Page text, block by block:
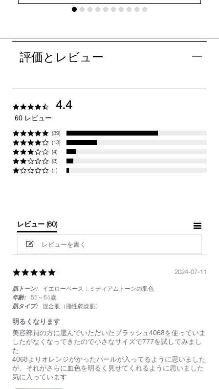
評価とレビュー
4.44.4
60 レビュー
(39)
(13)
(4)
(3)
(1)
レビュー (60)
レビューを書く
rating
肌トーン:
イエローベース：ミディアムトーンの肌色
年齢:
55～64歳
肌タイプ:
混合肌（脂性乾燥肌）
明るくなります
Review
by
on
11
Jul
2024
review
stating
明
る
く
な
り
美容部員の方に選んでいただいたブラッシュ4068を使っていま
したがなくなってきたので小さなサイズで777を試してみまし
た
4068よりオレンジがかったパールが入ってるように思いました
が、それがさらに血色を明るく見せてくれるように思いました
気に入っています
2024-07-11